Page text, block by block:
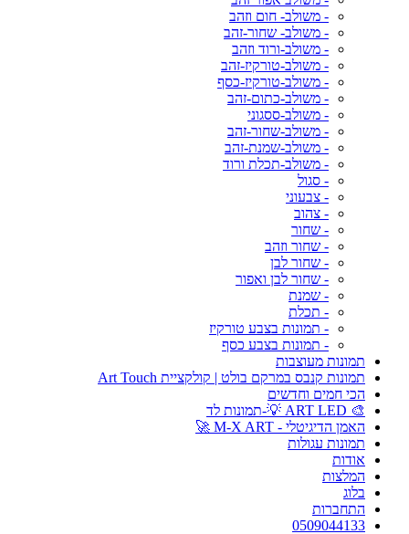
- משולב- חום וזהב
- משולב- שחור-זהב
- משולב-ורוד וזהב
- משולב-טורקיז-זהב
- משולב-טורקיז-כסף
- משולב-כתום-זהב
- משולב-ססגוני
- משולב-שחור-זהב
- משולב-שמנת-זהב
- משולב-תכלת ורוד
- סגול
- צבעוני
- צהוב
- שחור
- שחור וזהב
- שחור לבן
- שחור לבן ואפור
- שמנת
- תכלת
- תמונות בצבע טורקיז
- תמונות בצבע כסף
תמונות מעוצבות
תמונות קנבס במרקם בולט | קולקציית Art Touch
הכי חמים וחדשים
🎨 ART LED 💡-תמונות לד
האמן הדיגיטלי - M-X ART 🚀
תמונות עגולות
אודות
המלצות
בלוג
התחברות
0509044133